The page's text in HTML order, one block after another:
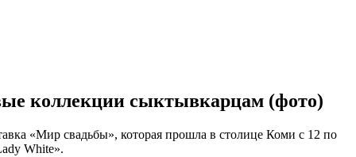
коллекции сыктывкарцам (фото)
«Мир свадьбы», которая прошла в столице Коми с 12 по
White».